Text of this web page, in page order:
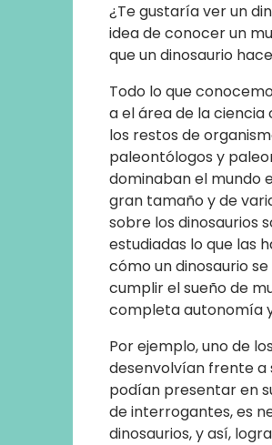
¿Te gustaría ver un
idea de conocer un
que un dinosaurio
Todo lo que
a el área de la
los restos de
paleontólogos y
dominaban el mundo
gran tamaño y de
sobre los dinosaurios
estudiadas lo que las
cómo un dinosaurio
cumplir el sueño de
completa autonomía
Por ejemplo, uno de
desenvolvían frente a
podían presentar en
de interrogantes, es
dinosaurios, y así,